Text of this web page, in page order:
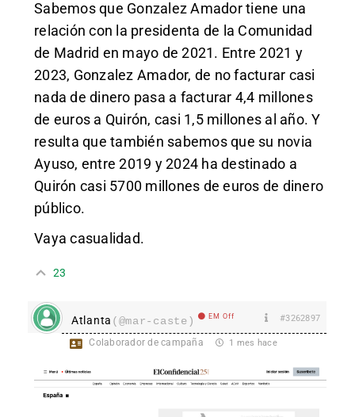
Sabemos que Gonzalez Amador tiene una
relación con la presidenta de la Comunidad
de Madrid en mayo de 2021. Entre 2021 y
2023, Gonzalez Amador, de no facturar casi
nada de dinero pasa a facturar 4,4 millones
de euros a Quirón, casi 1,5 millones al año. Y
resulta que también sabemos que su novia
Ayuso, entre 2019 y 2024 ha destinado a
Quirón casi 5700 millones de euros de dinero
público.
Vaya casualidad.
23
Atlanta (@mar-caste) EM Off #3262897
Colaborador de campaña 1 mes hace